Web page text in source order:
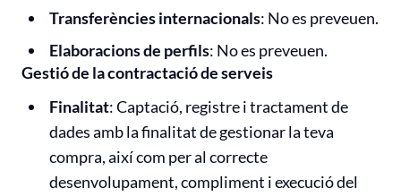
Transferències internacionals: No es preveuen.
Elaboracions de perfils: No es preveuen.
Gestió de la contractació de serveis
Finalitat: Captació, registre i tractament de
dades amb la finalitat de gestionar la teva
compra, així com per al correcte
desenvolupament, compliment i execució del